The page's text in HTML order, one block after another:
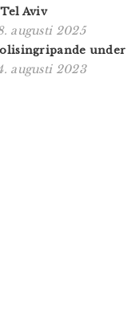
Aviv
augusti 2025
augusti 2023